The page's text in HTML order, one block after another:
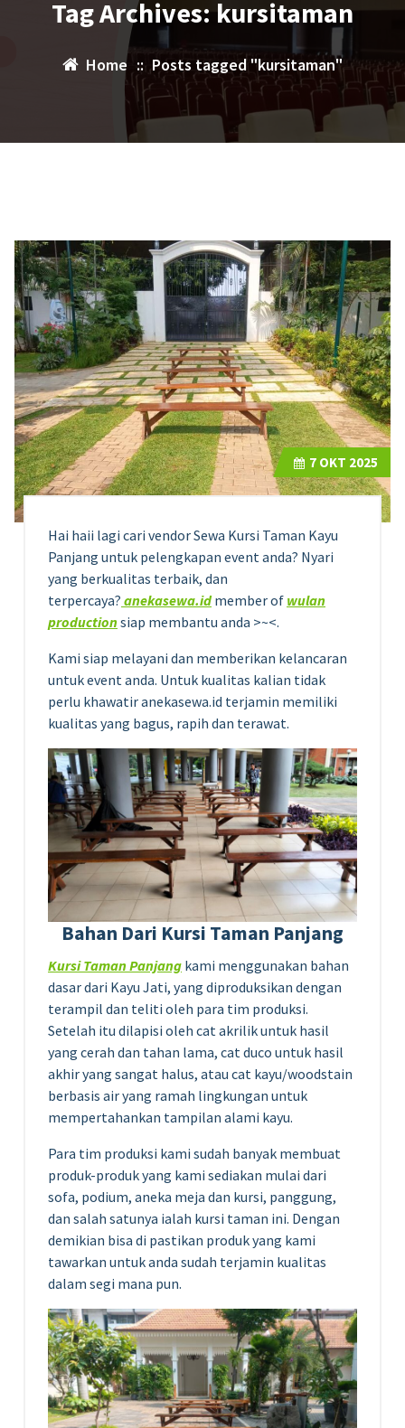
Tag Archives: kursitaman
Home :: Posts tagged "kursitaman"
Hai haii lagi cari vendor Sewa Kursi Taman Kayu
Panjang untuk pelengkapan event anda? Nyari
yang berkualitas terbaik, dan
terpercaya? anekasewa.idmember of wulan
productionsiap membantu anda >~<.
Kami siap melayani dan memberikan kelancaran
untuk event anda. Untuk kualitas kalian tidak
perlu khawatir anekasewa.id terjamin memiliki
kualitas yang bagus, rapih dan terawat.
Bahan Dari Kursi Taman Panjang
Kursi Taman Panjang kami menggunakan bahan
dasar dari Kayu Jati, yang diproduksikan dengan
terampil dan teliti oleh para tim produksi.
Setelah itu dilapisi oleh cat akrilik untuk hasil
yang cerah dan tahan lama, cat duco untuk hasil
akhir yang sangat halus, atau cat kayu/woodstain
berbasis air yang ramah lingkungan untuk
mempertahankan tampilan alami kayu.
Para tim produksi kami sudah banyak membuat
produk-produk yang kami sediakan mulai dari
sofa, podium, aneka meja dan kursi, panggung,
dan salah satunya ialah kursi taman ini. Dengan
demikian bisa di pastikan produk yang kami
tawarkan untuk anda sudah terjamin kualitas
dalam segi mana pun.
7 OKT 2025